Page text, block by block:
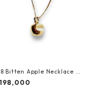
Bitten Apple Necklace -
put-out x manewold -